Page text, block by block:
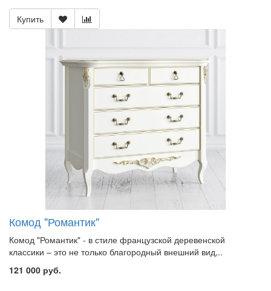
Купить
Комод "Романтик"
Комод "Романтик" - в стиле французской деревенской
классики – это не только благородный внешний вид,..
121 000 руб.